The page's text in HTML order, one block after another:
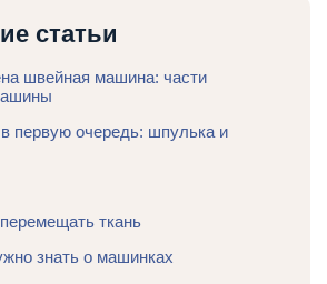
статьи
швейная машина: части
первую очередь: шпулька и
ткань
знать о машинках